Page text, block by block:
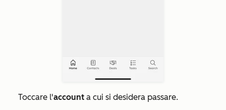
Toccare l'account a cui si desidera passare.